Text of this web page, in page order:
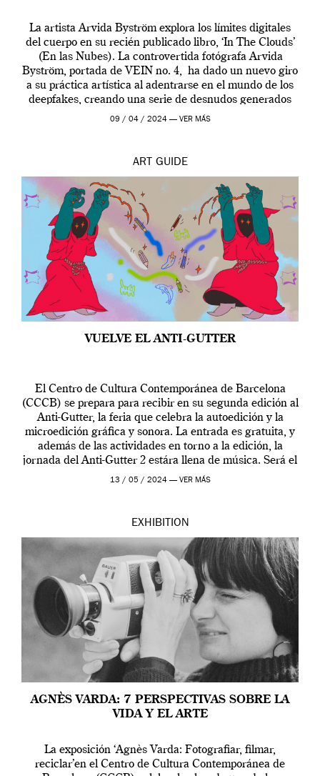
La artista Arvida Byström explora los límites digitales
del cuerpo en su recién publicado libro, ‘In The Clouds’
(En las Nubes). La controvertida fotógrafa Arvida
Byström, portada de VEIN no. 4, ha dado un nuevo giro
a su práctica artística al adentrarse en el mundo de los
deepfakes, creando una serie de desnudos generados
por […]
09 / 04 / 2024 — VER MÁS
ART GUIDE
VUELVE EL ANTI-GUTTER
El Centro de Cultura Contemporánea de Barcelona
(CCCB) se prepara para recibir en su segunda edición al
Anti-Gutter, la feria que celebra la autoedición y la
microedición gráfica y sonora. La entrada es gratuita, y
además de las actividades en torno a la edición, la
jornada del Anti-Gutter 2 estára llena de música. Será el
[…]
13 / 05 / 2024 — VER MÁS
EXHIBITION
AGNÈS VARDA: 7 PERSPECTIVAS SOBRE LA
VIDA Y EL ARTE
La exposición ‘Agnès Varda: Fotografiar, filmar,
reciclar’en el Centro de Cultura Contemporánea de